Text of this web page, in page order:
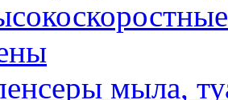
мыла,